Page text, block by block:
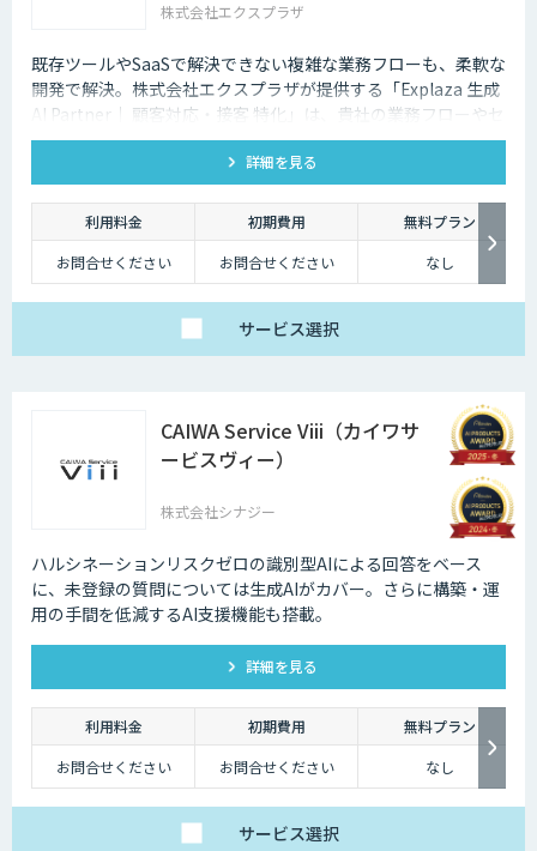
株式会社エクスプラザ
既存ツールやSaaSで解決できない複雑な業務フローも、柔軟な
開発で解決。株式会社エクスプラザが提供する「Explaza 生成
AI Partner｜ 顧客対応・接客 特化」は、貴社の業務フローやセ
キュリティ基準に合わせて、最適な顧客対応AIシステムを設
計・構築する「技術パートナー」として、SaaSでは対応できな
い独自データの連携や、既存システムへの組み込みなど、現場
の課題解決にコミットします。
詳細を見る
利用料金 初期費用
無料プラン
お問合せください
お問合せください なし
サービス選択
CAIWA Service Viii（カイワサ
ービスヴィー）
株式会社シナジー
ハルシネーションリスクゼロの識別型AIによる回答をベース
に、未登録の質問については⽣成AIがカバー。さらに構築・運
⽤の⼿間を低減するAI⽀援機能も搭載。
詳細を見る
利用料金 初期費用
無料プラン
お問合せください
お問合せください なし
サービス選択